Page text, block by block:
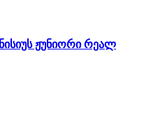
ჟუნიორი რეალ